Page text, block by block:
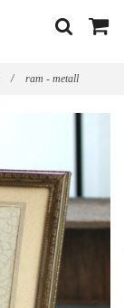
/ ram - metall